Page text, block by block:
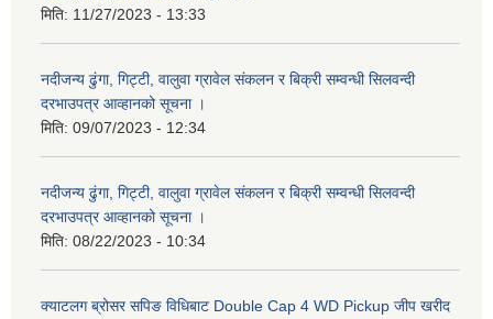
मिति: 11/27/2023 - 13:33
नदीजन्य ढुंगा, गिट्टी, वालुवा ग्रावेल संकलन र बिक्री सम्वन्धी सिलवन्दी
दरभाउपत्र आव्हानको सूचना ।
मिति: 09/07/2023 - 12:34
नदीजन्य ढुंगा, गिट्टी, वालुवा ग्रावेल संकलन र बिक्री सम्वन्धी सिलवन्दी
दरभाउपत्र आव्हानको सूचना ।
मिति: 08/22/2023 - 10:34
क्याटलग ब्रोसर सपिङ विधिबाट Double Cap 4 WD Pickup जीप खरीद